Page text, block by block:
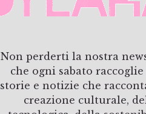
Non perderti la nostra
che ogni sabato
storie e notizie che
creazione culturale,